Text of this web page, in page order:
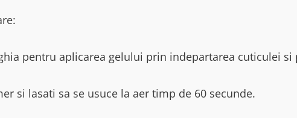
pentru aplicarea gelului prin indepartarea cuticulei
si lasati sa se usuce la aer timp de 60 secunde.